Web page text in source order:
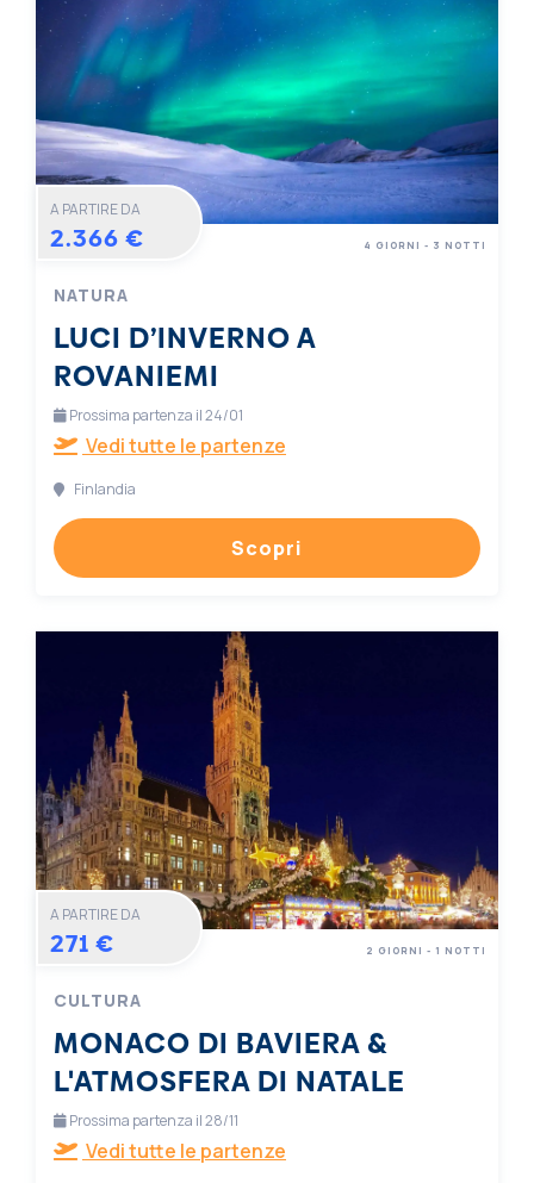
A PARTIRE DA
2.366 €
NATURA
LUCI D’INVERNO A
ROVANIEMI
4 GIORNI - 3 NOTTI
Prossima partenza il 24/01
Vedi tutte le partenze
Finlandia
Scopri
A PARTIRE DA
271 €
CULTURA
MONACO DI BAVIERA &
L'ATMOSFERA DI NATALE
2 GIORNI - 1 NOTTI
Prossima partenza il 28/11
Vedi tutte le partenze